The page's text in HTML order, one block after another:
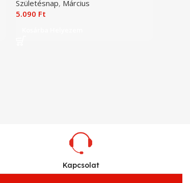
Születésnap, Március
5.090 Ft
Kapcsolat